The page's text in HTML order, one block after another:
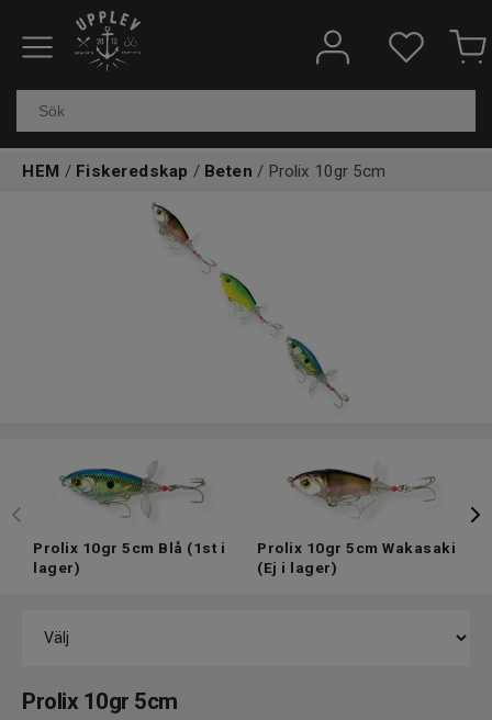
Fiskeredskap
HEM / Fiskeredskap / Beten / Prolix 10gr 5cm
Prolix 10gr 5cm Blå (1st i
lager)
Prolix 10gr 5cm Wakasaki
(Ej i lager)
Prolix 10gr 5cm